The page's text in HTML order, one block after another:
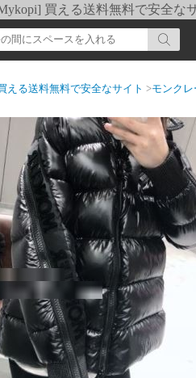
買える送料無料で安全な
える送料無料で安全なサイト >モンク